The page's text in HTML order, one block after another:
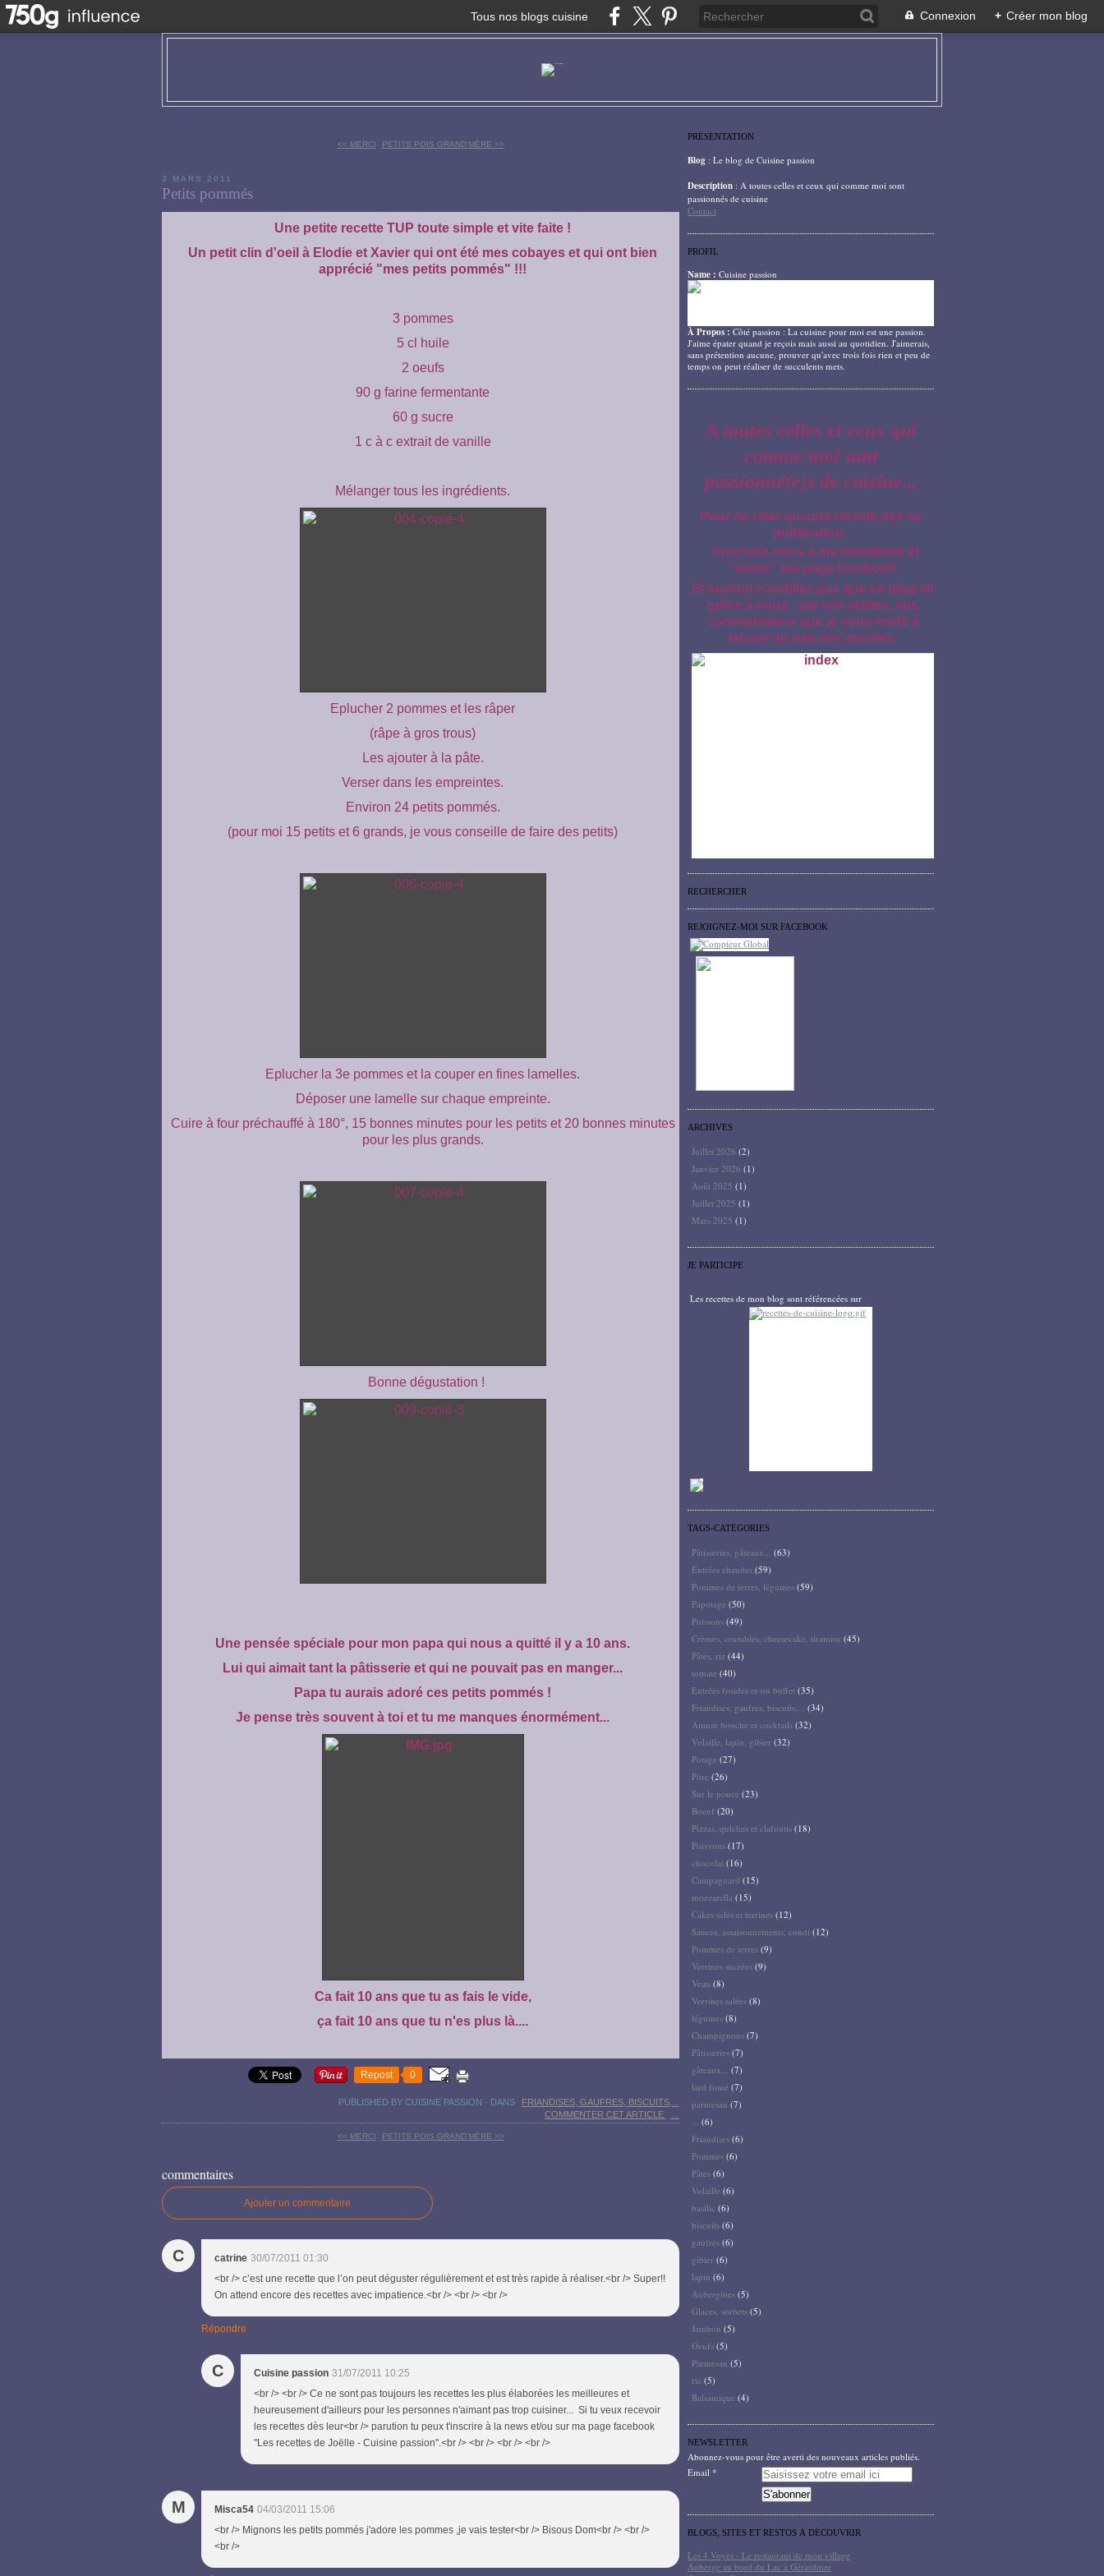
Tous nos blogs cuisine Connexion + Créer mon blog
<< MERCI PETITS POIS GRAND'MÈRE >>
3 MARS 2011
Petits pommés
Une petite recette TUP toute simple et vite faite !
Un petit clin d'oeil à Elodie et Xavier qui ont été mes cobayes et qui ont bien
apprécié "mes petits pommés" !!!
3 pommes
5 cl huile
2 oeufs
90 g farine fermentante
60 g sucre
1 c à c extrait de vanille
Mélanger tous les ingrédients.
Eplucher 2 pommes et les râper
(râpe à gros trous)
Les ajouter à la pâte.
Verser dans les empreintes.
Environ 24 petits pommés.
(pour moi 15 petits et 6 grands, je vous conseille de faire des petits)
Eplucher la 3e pommes et la couper en fines lamelles.
Déposer une lamelle sur chaque empreinte.
Cuire à four préchauffé à 180°, 15 bonnes minutes pour les petits et 20 bonnes minutes
pour les plus grands.
Bonne dégustation !
Une pensée spéciale pour mon papa qui nous a quitté il y a 10 ans.
Lui qui aimait tant la pâtisserie et qui ne pouvait pas en manger...
Papa tu aurais adoré ces petits pommés !
Je pense très souvent à toi et tu me manques énormément...
Ca fait 10 ans que tu as fais le vide,
ça fait 10 ans que tu n'es plus là....
Repost 0
PUBLISHED BY CUISINE PASSION - DANS
FRIANDISES, GAUFRES, BISCUITS,...
COMMENTER CET ARTICLE
<< MERCI PETITS POIS GRAND'MÈRE >>
commentaires
Ajouter un commentaire
C catrine 30/07/2011 01:30
<br /> c’est une recette que l’on peut déguster régulièrement et est très rapide à réaliser.<br /> Super!!
On attend encore des recettes avec impatience.<br /> <br /> <br />
Répondre
C Cuisine passion 31/07/2011 10:25
<br /> <br /> Ce ne sont pas toujours les recettes les plus élaborées les meilleures et
heureusement d'ailleurs pour les personnes n'aimant pas trop cuisiner... Si tu veux recevoir
les recettes dès leur<br /> parution tu peux t'inscrire à la news et/ou sur ma page facebook
"Les recettes de Joëlle - Cuisine passion".<br /> <br /> <br /> <br />
M Misca54 04/03/2011 15:06
<br /> Mignons les petits pommés j'adore les pommes ,je vais tester<br /> Bisous Dom<br /> <br />
<br />
PRÉSENTATION
Blog : Le blog de Cuisine passion
Description : A toutes celles et ceux qui comme moi sont
passionnés de cuisine
Contact
PROFIL
Name : Cuisine passion
À Propos : Côté passion : La cuisine pour moi est une passion.
J'aime épater quand je reçois mais aussi au quotidien. J'aimerais,
sans prétention aucune, prouver qu'avec trois fois rien et peu de
temps on peut réaliser de succulents mets.
A toutes celles et ceux qui
comme moi sont
passionné(e)s de cuisine...
Pour ne rater aucune recette dès sa
publication,
inscrivez-vous à ma newsletter et
"aimez" ma page facebook.
Et surtout n'oubliez pas que ce blog vit
grâce à vous : par vos visites, vos
commentaires que je vous invite à
laisser au bas des recettes.
RECHERCHER
REJOIGNEZ-MOI SUR FACEBOOK
ARCHIVES
Juillet 2026 (2)
Janvier 2026 (1)
Août 2025 (1)
Juillet 2025 (1)
Mars 2025 (1)
JE PARTICIPE
Les recettes de mon blog sont référencées sur
TAGS-CATÉGORIES
Pâtisseries, gâteaux... (63)
Entrées chaudes (59)
Pommes de terres, légumes (59)
Papotage (50)
Poissons (49)
Crèmes, crumbles, cheesecake, tiramisu (45)
Pâtes, riz (44)
tomate (40)
Entrées froides et-ou buffet (35)
Friandises, gaufres, biscuits,... (34)
Amuse bouche et cocktails (32)
Volaille, lapin, gibier (32)
Potage (27)
Porc (26)
Sur le pouce (23)
Boeuf (20)
Pizzas, quiches et clafoutis (18)
Poivrons (17)
chocolat (16)
Campagnard (15)
mozzarella (15)
Cakes salés et terrines (12)
Sauces, assaisonnements, condi (12)
Pommes de terres (9)
Verrines sucrées (9)
Veau (8)
Verrines salées (8)
légumes (8)
Champignons (7)
Pâtisseries (7)
gâteaux... (7)
lard fumé (7)
parmesan (7)
... (6)
Friandises (6)
Pommes (6)
Pâtes (6)
Volaille (6)
basilic (6)
biscuits (6)
gaufres (6)
gibier (6)
lapin (6)
Aubergines (5)
Glaces, sorbets (5)
Jambon (5)
Oeufs (5)
Parmesan (5)
riz (5)
Balsamique (4)
NEWSLETTER
Abonnez-vous pour être averti des nouveaux articles publiés.
Email
BLOGS, SITES ET RESTOS À DÉCOUVRIR
Les 4 Voyes - Le restaurant de mon village
Auberge au bord du Lac à Gérardmer